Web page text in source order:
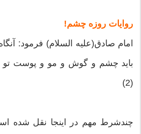
روایات روزه چشم!
امام صادق(علیه السلام) فرمود:
باید چشم و گوش و مو و پوست تو
(2)
چندشرط مهم در اینجا نقل شده